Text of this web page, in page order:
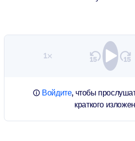
1×
Войдите, чтобы
краткого